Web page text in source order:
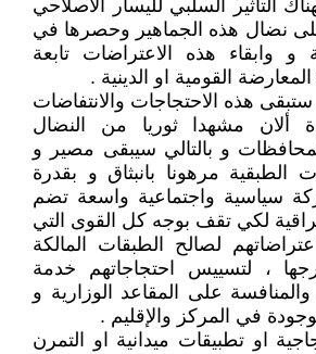
التأثير السلبي لليسار الاصلاحي
نضال هذه الجماهير وحصرها في
و وابقاء هذه الاعتراضات تابعة
القومية او الدينية .
هذه الاحتجاجات والانتفاضات
ألان مشهدا ثوريا من النضال
و بالتالي سيبقى مصير و
الطبقية مرهونا بانبثاق و بقدرة
سياسية واجتماعية واسعة تضم
العراقية لكي تقف بوجه كل القوى التي
لصالح الطبقات المالكة
، لتسييس احتجاجاتهم خدمة
والمنافسة على المقاعد الوزارية و
في المركز والإقليم .
او تطبيقات ميدانية او التمرن